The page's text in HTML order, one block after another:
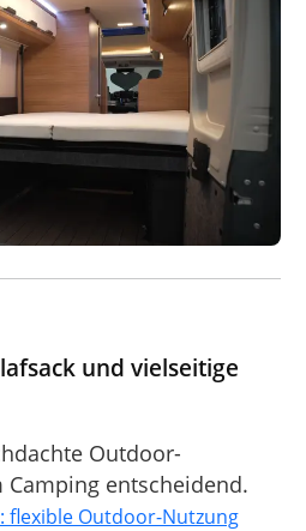
und vielseitige
Outdoor-
entscheidend.
flexible Outdoor-Nutzung